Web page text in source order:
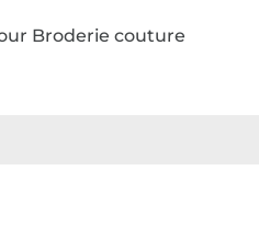
Broderie couture